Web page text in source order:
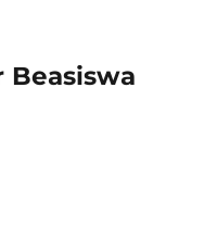
Beasiswa